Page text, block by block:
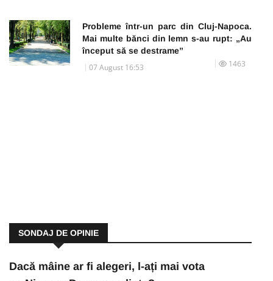
Probleme într-un parc din Cluj-Napoca.
Mai multe bănci din lemn s-au rupt: „Au
început să se destrame”
07 August 16:53 1463
SONDAJ DE OPINIE
Dacă mâine ar fi alegeri, l-ați mai vota